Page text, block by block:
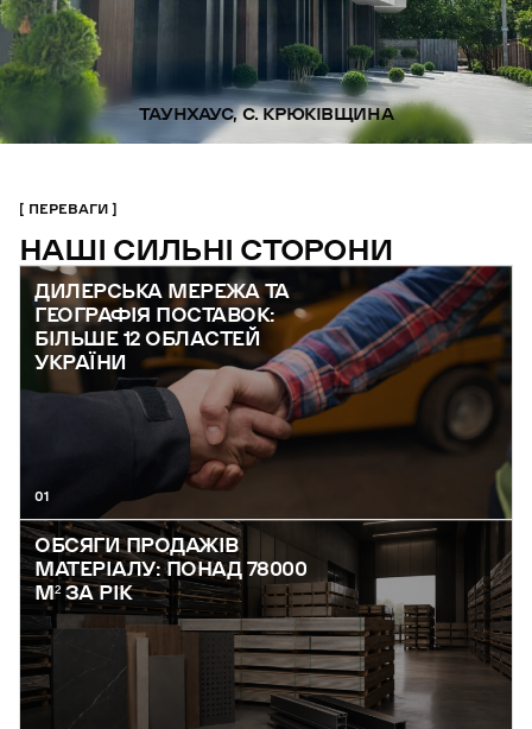
ТАУНХАУС, С. КРЮКІВЩИНА
ПЕРЕВАГИ
НАШІ СИЛЬНІ СТОРОНИ
ДИЛЕРСЬКА МЕРЕЖА ТА
ГЕОГРАФІЯ ПОСТАВОК:
БІЛЬШЕ 12 ОБЛАСТЕЙ
УКРАЇНИ
01
ОБСЯГИ ПРОДАЖІВ
МАТЕРІАЛУ: ПОНАД 78000
М² ЗА РІК